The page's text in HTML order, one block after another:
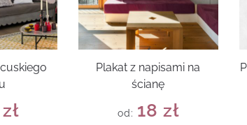
zł
Plakat z napisami na
ścianę
od: 18 zł